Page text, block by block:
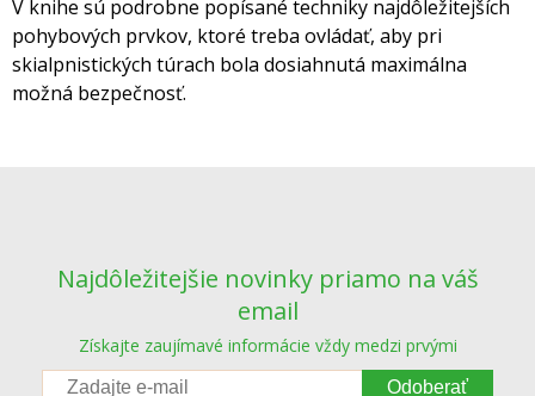
V knihe sú podrobne popísané techniky najdôležitejších
pohybových prvkov, ktoré treba ovládať, aby pri
skialpnistických túrach bola dosiahnutá maximálna
možná bezpečnosť.
Najdôležitejšie novinky priamo na váš
email
Získajte zaujímavé informácie vždy medzi prvými
Odoberať